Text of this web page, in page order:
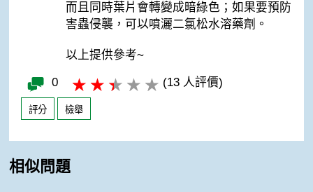
而且同時葉片會轉變成暗綠色；如果要預防
害蟲侵襲，可以噴灑二氯松水溶藥劑。
以上提供參考~
0 (13 人評價)
評分 檢舉
相似問題